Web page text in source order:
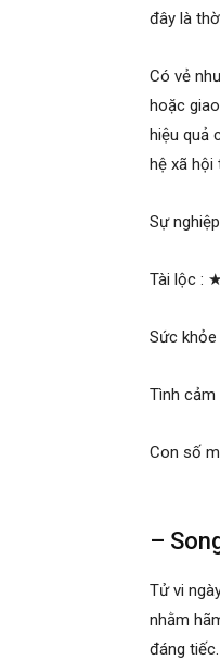
đây là
Có vẻ
hoặc
hiệu quả
hệ xã hội
Sự
Tài lộc :
Sức khỏe
Tình cảm
Con số
–
Tử vi
nhằm
đáng